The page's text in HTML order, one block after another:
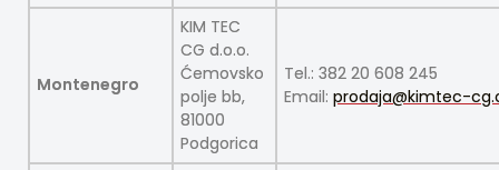
Montenegro
KIM TEC
CG d.o.o.
Ćemovsko
polje bb,
81000
Podgorica
Tel.: 382 20 608 245
Email: prodaja@kimtec-